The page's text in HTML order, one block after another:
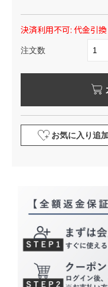
決済利用不可: 代金引
注文数
お気に入り追加